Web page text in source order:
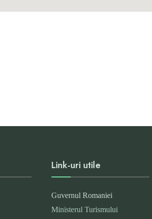
Link-uri utile
Guvernul Romaniei
Ministerul Turismului